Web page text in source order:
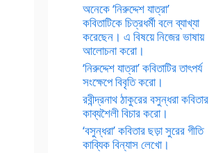
অনেকে ‘নিরুদ্দেশ যাত্রা’
কবিতাটিকে চিত্রধর্মী বলে ব্যাখ্যা
করেছেন। এ বিষয়ে নিজের ভাষায়
আলোচনা করো।
‘নিরুদ্দেশ যাত্রা’ কবিতাটির তাৎপর্য
সংক্ষেপে বিবৃতি করো।
রবীন্দ্রনাথ ঠাকুরের বসুন্ধরা কবিতার
কাব্যশৈলী বিচার করো।
‘বসুন্ধরা’ কবিতার ছড়া সুরের গীতি
কাব্যিক বিন্যাস লেখো।